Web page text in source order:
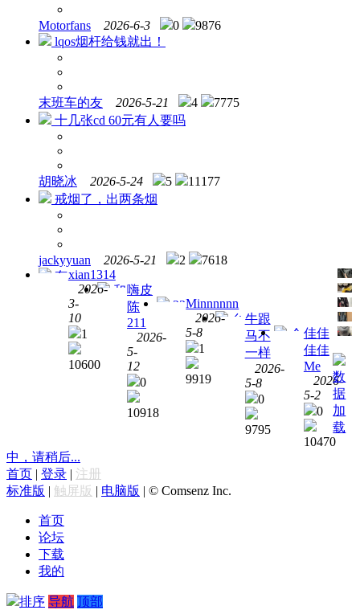
Motorfans 2026-6-3 0
9876
lqos烟杆给钱就出！
末班车的友 2026-5-21 4
7775
十几张cd 60元有人要吗
胡晓冰 2026-5-24 5
11177
戒烟了，出两条烟
jackyyuan 2026-5-21 2
7618
有xian1314
2026-
3-
10
1
10600
和
有了
嗨皮
陈
211
2026-
5-
12
0
10918
23
多利
Minnnnnn
2026-
5-8
1
9919
台
要
牛跟
马不
一样
2026-
5-8
0
9795
个
闲置
佳佳
佳佳
Me
2026-
5-2
0
10470
数
据
加
载
中，请稍后...
首页 | 登录 | 注册
标准版 | 触屏版 | 电脑版 | © Comsenz Inc.
首页
论坛
下载
我的
排序 导航 顶部